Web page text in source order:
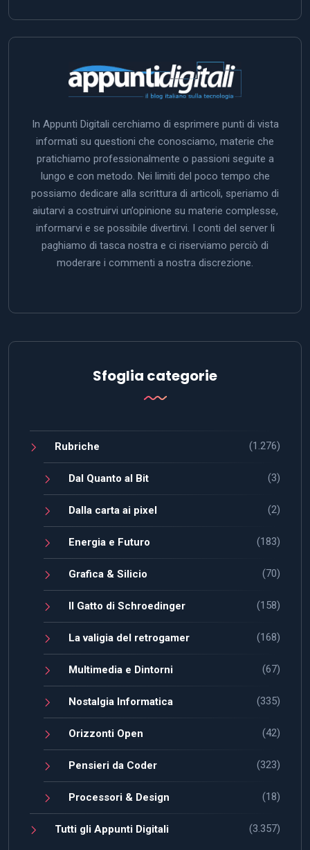
In Appunti Digitali cerchiamo di esprimere punti di vista
informati su questioni che conosciamo, materie che
pratichiamo professionalmente o passioni seguite a
lungo e con metodo. Nei limiti del poco tempo che
possiamo dedicare alla scrittura di articoli, speriamo di
aiutarvi a costruirvi un’opinione su materie complesse,
informarvi e se possibile divertirvi. I conti del server li
paghiamo di tasca nostra e ci riserviamo perciò di
moderare i commenti a nostra discrezione.
Sfoglia categorie
Rubriche (1.276)
Dal Quanto al Bit (3)
Dalla carta ai pixel (2)
Energia e Futuro (183)
Grafica & Silicio (70)
Il Gatto di Schroedinger (158)
La valigia del retrogamer (168)
Multimedia e Dintorni (67)
Nostalgia Informatica (335)
Orizzonti Open (42)
Pensieri da Coder (323)
Processori & Design (18)
Tutti gli Appunti Digitali (3.357)